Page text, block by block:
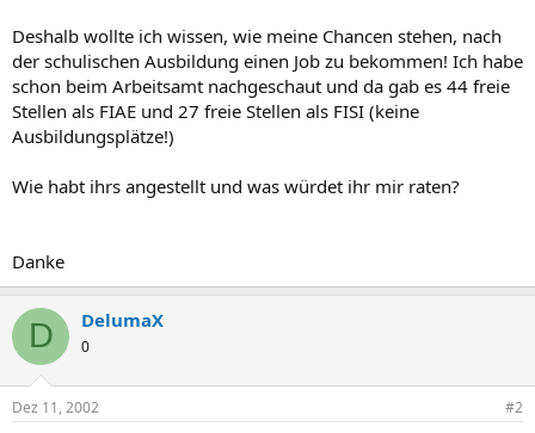
Deshalb wollte ich wissen, wie meine Chancen stehen, nach
der schulischen Ausbildung einen Job zu bekommen! Ich habe
schon beim Arbeitsamt nachgeschaut und da gab es 44 freie
Stellen als FIAE und 27 freie Stellen als FISI (keine
Ausbildungsplätze!)
Wie habt ihrs angestellt und was würdet ihr mir raten?
Danke
D DelumaX
0
Dez 11, 2002 #2